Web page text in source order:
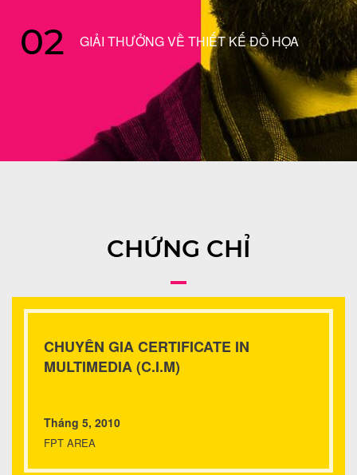
02 GIẢI THƯỞNG VỀ THIẾT KẾ ĐỒ HỌA
CHỨNG CHỈ
CHUYÊN GIA CERTIFICATE IN
MULTIMEDIA (C.I.M)
Tháng 5, 2010
FPT AREA